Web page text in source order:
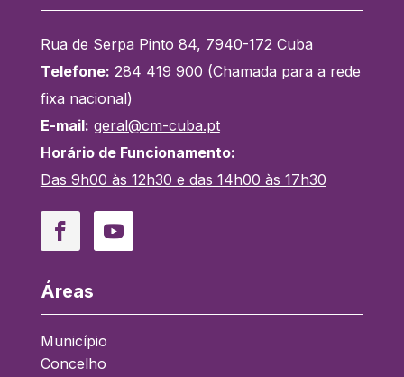
Rua de Serpa Pinto 84, 7940-172 Cuba
Telefone: 284 419 900 (Chamada para a rede
fixa nacional)
E-mail: geral@cm-cuba.pt
Horário de Funcionamento:
Das 9h00 às 12h30 e das 14h00 às 17h30
FacebookYouTube
Áreas
Município
Concelho